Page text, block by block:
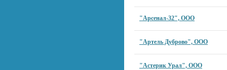
"Арсенал-32", ООО
"Артель Дуброво", ООО
"Астерик Урал", ООО